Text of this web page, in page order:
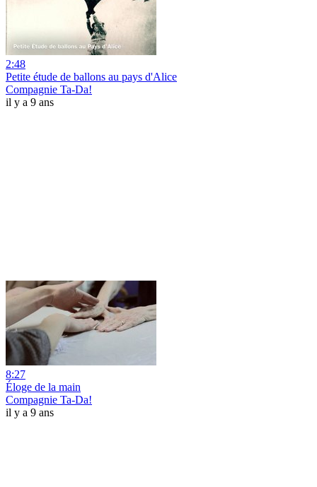
2:48
Petite étude de ballons au pays d'Alice
Compagnie Ta-Da!
il y a 9 ans
8:27
Éloge de la main
Compagnie Ta-Da!
il y a 9 ans